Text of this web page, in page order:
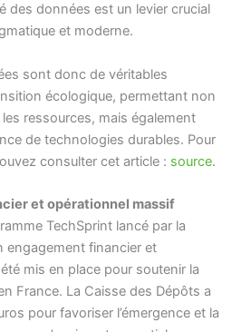
des données est un levier crucial
et moderne.
sont donc de véritables
écologique, permettant non
ressources, mais également
de technologies durables. Pour
consulter cet article : source.
et opérationnel massif
TechSprint lancé par la
engagement financier et
mis en place pour soutenir la
France. La Caisse des Dépôts a
pour favoriser l’émergence et la